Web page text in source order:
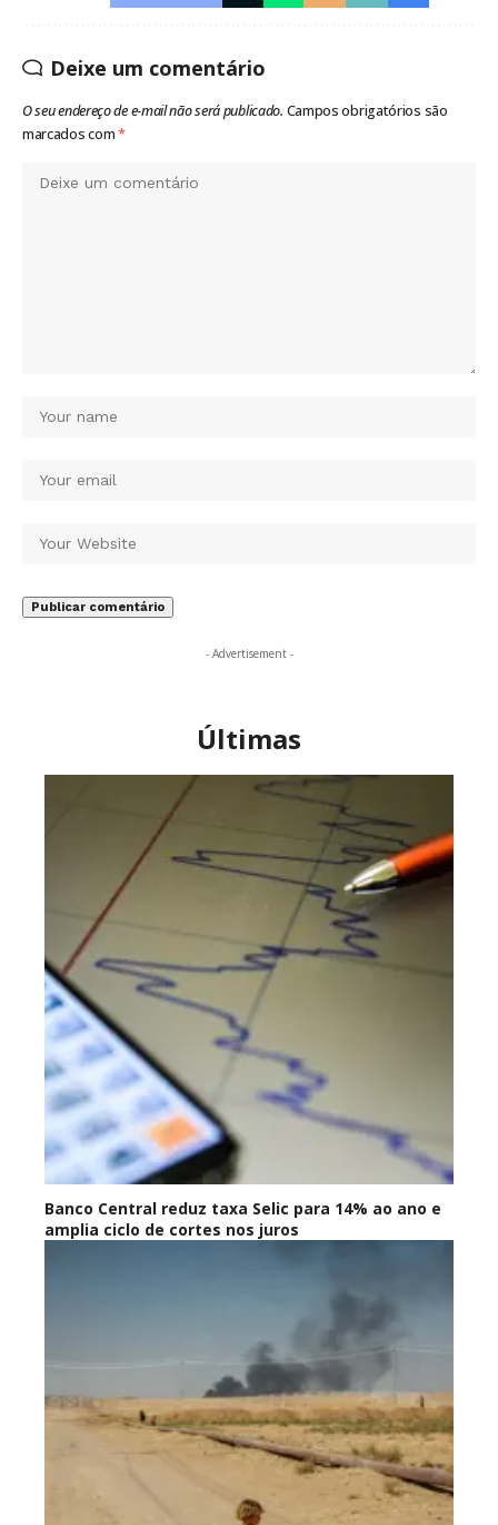
Deixe um comentário
O seu endereço de e-mail não será publicado. Campos obrigatórios são
marcados com*
- Advertisement -
Últimas
Banco Central reduz taxa Selic para 14% ao ano e
amplia ciclo de cortes nos juros